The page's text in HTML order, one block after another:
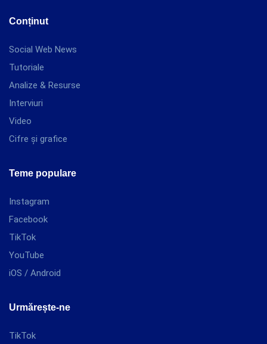
Conținut
Social Web News
Tutoriale
Analize & Resurse
Interviuri
Video
Cifre și grafice
Teme populare
Instagram
Facebook
TikTok
YouTube
iOS / Android
Urmărește-ne
TikTok